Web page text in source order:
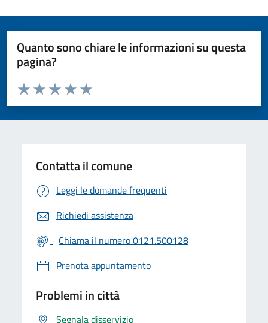
Quanto sono chiare le informazioni su questa
pagina?
Valuta da 1 a 5 stelle la pagina
Valuta 5 stelle su 5
Valuta 4 stelle su 5
Valuta 3 stelle su 5
Valuta 2 stelle su 5
Valuta 1 stelle su 5
Contatta il comune
Leggi le domande frequenti
Richiedi assistenza
Chiama il numero 0121.500128
Prenota appuntamento
Problemi in città
Segnala disservizio